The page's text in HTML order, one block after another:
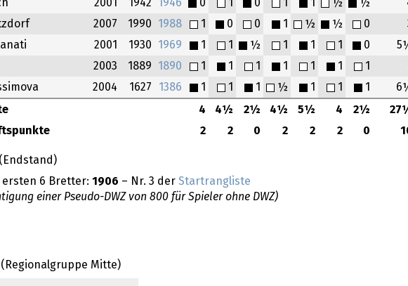
4 4½ 2½ 4½ 5½ 4 2½
2 2 0 2 2 2 0
2001 1942 1946 0 1 0 1 1 ½ ½
2007 1990 1988 1 0 0 1 ½ ½ 0
2001 1930 1969 1 1 ½ 1 1 1 0
2003 1889 1890 1 1 1 1 1 1 1
2004 1627 1386 1 1 1 ½ 1 1 1
(Endstand)
ersten 6 Bretter: 1906 – Nr. 3 der Startrangliste
einer Pseudo-DWZ von 800 für Spieler ohne DWZ)
(Regionalgruppe Mitte)